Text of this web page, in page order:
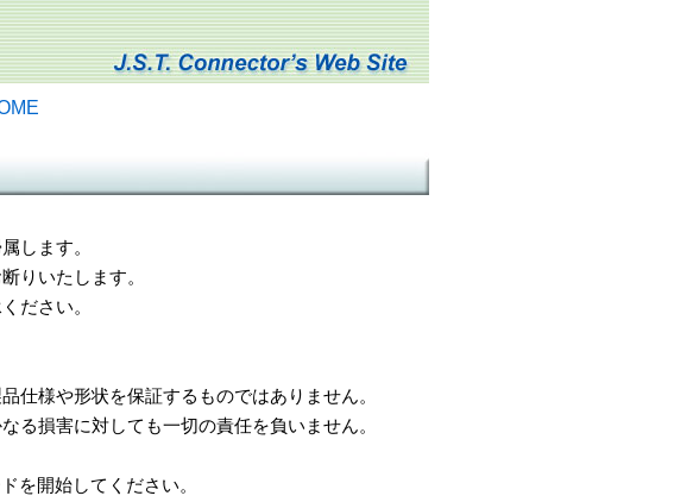
します。
りいたします。
ださい。
様や形状を保証するものではありません。
損害に対しても一切の責任を負いません。
を開始してください。